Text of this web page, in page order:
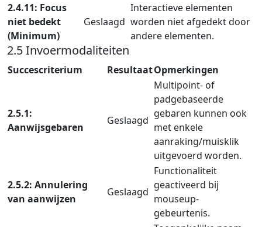
2.4.11: Focus
niet bedekt
(Minimum)
Geslaagd
Interactieve elementen
worden niet afgedekt door
andere elementen.
2.5 Invoermodaliteiten
Succescriterium ResultaatOpmerkingen
2.5.1:
Aanwijsgebaren
Geslaagd
Multipoint- of
padgebaseerde
gebaren kunnen ook
met enkele
aanraking/muisklik
uitgevoerd worden.
2.5.2: Annulering
van aanwijzen
Geslaagd
Functionaliteit
geactiveerd bij
mouseup-
gebeurtenis.